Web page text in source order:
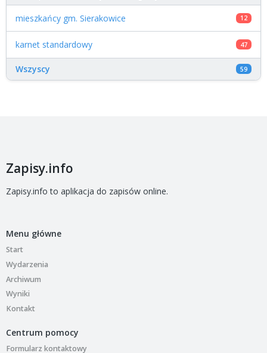
mieszkańcy gm. Sierakowice 12
karnet standardowy 47
Wszyscy 59
Zapisy.info
Zapisy.info to aplikacja do zapisów online.
Menu główne
Start
Wydarzenia
Archiwum
Wyniki
Kontakt
Centrum pomocy
Formularz kontaktowy